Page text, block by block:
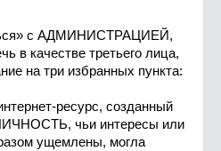
с АДМИНИСТРАЦИЕЙ,
в качестве третьего лица,
на три избранных пункта:
ресурс, созданный
чьи интересы или
ущемлены, могла